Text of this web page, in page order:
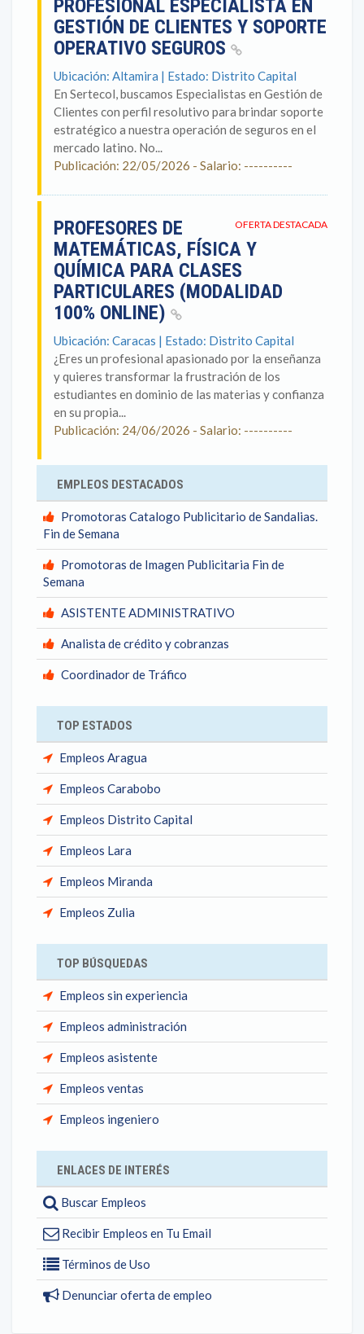
PROFESIONAL ESPECIALISTA EN
GESTIÓN DE CLIENTES Y SOPORTE
OPERATIVO SEGUROS
Ubicación: Altamira | Estado: Distrito Capital
En Sertecol, buscamos Especialistas en Gestión de
Clientes con perfil resolutivo para brindar soporte
estratégico a nuestra operación de seguros en el
mercado latino. No...
Publicación: 22/05/2026 - Salario: ----------
OFERTA DESTACADA
PROFESORES DE
MATEMÁTICAS, FÍSICA Y
QUÍMICA PARA CLASES
PARTICULARES (MODALIDAD
100% ONLINE)
Ubicación: Caracas | Estado: Distrito Capital
¿Eres un profesional apasionado por la enseñanza
y quieres transformar la frustración de los
estudiantes en dominio de las materias y confianza
en su propia...
Publicación: 24/06/2026 - Salario: ----------
EMPLEOS DESTACADOS
Promotoras Catalogo Publicitario de Sandalias.
Fin de Semana
Promotoras de Imagen Publicitaria Fin de
Semana
ASISTENTE ADMINISTRATIVO
Analista de crédito y cobranzas
Coordinador de Tráfico
TOP ESTADOS
Empleos Aragua
Empleos Carabobo
Empleos Distrito Capital
Empleos Lara
Empleos Miranda
Empleos Zulia
TOP BÚSQUEDAS
Empleos sin experiencia
Empleos administración
Empleos asistente
Empleos ventas
Empleos ingeniero
ENLACES DE INTERÉS
Buscar Empleos
Recibir Empleos en Tu Email
Términos de Uso
Denunciar oferta de empleo